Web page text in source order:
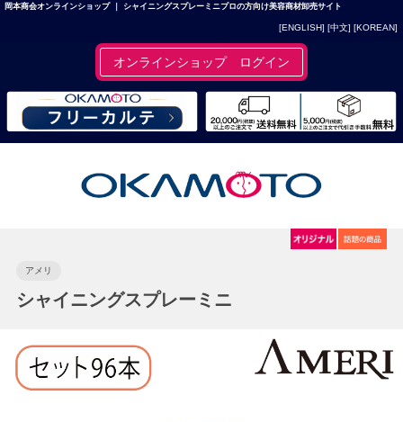
岡本商会オンラインショップ ｜ シャイニングスプレーミニプロの方向け美容商材卸売サイト
[ENGLISH] [中文] [KOREAN]
オンラインショップ ログイン
アメリ
シャイニングスプレーミニ